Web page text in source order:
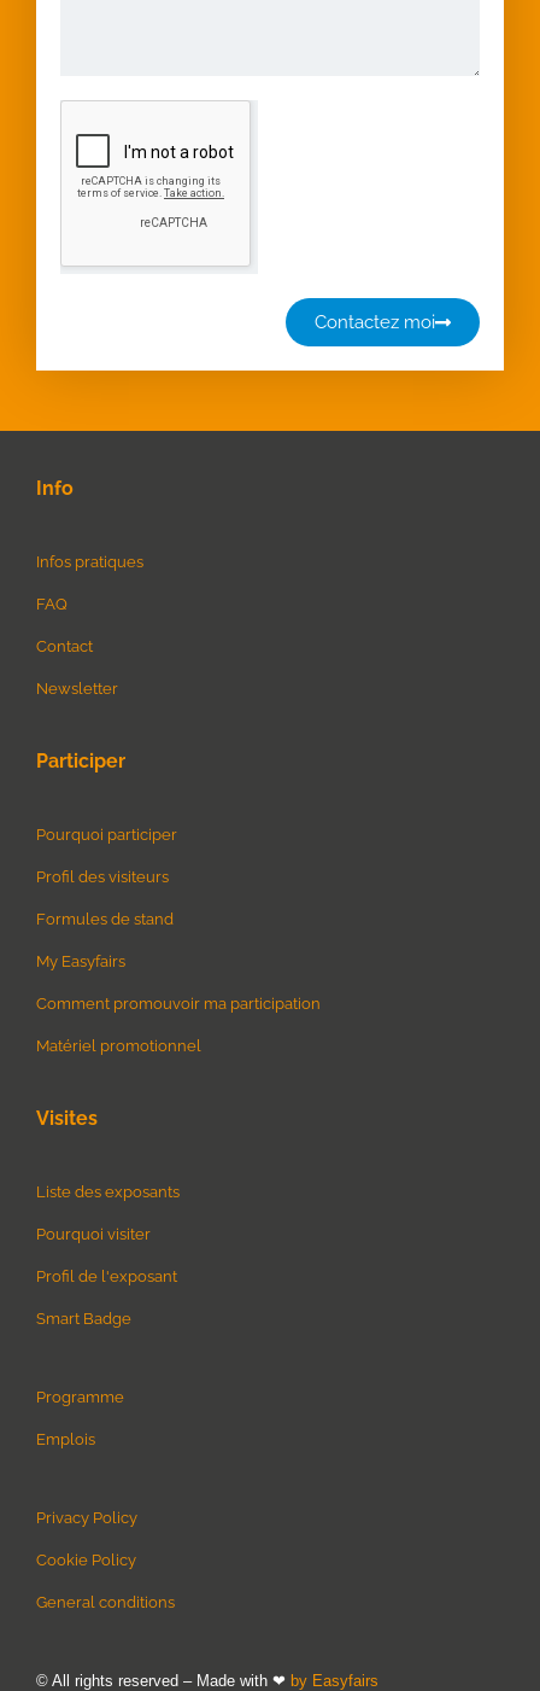
Contactez moi
Info
Infos pratiques
FAQ
Contact
Newsletter
Participer
Pourquoi participer
Profil des visiteurs
Formules de stand
My Easyfairs
Comment promouvoir ma participation
Matériel promotionnel
Visites
Liste des exposants
Pourquoi visiter
Profil de l'exposant
Smart Badge
Programme
Emplois
Privacy Policy
Cookie Policy
General conditions
© All rights reserved – Made with ❤ by Easyfairs